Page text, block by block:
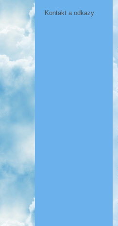
Kontakt a odkazy